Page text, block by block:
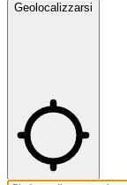
Geolocalizzarsi